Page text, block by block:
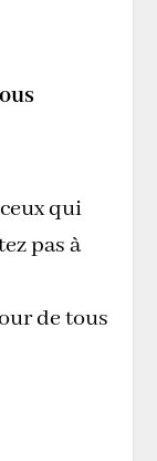
qui
pas à
de tous